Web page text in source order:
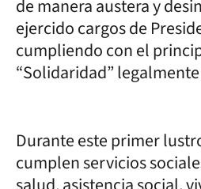
de manera austera y
ejercido cargos de
cumpliendo con el
“Solidaridad”
Durante este primer
cumplen servicios